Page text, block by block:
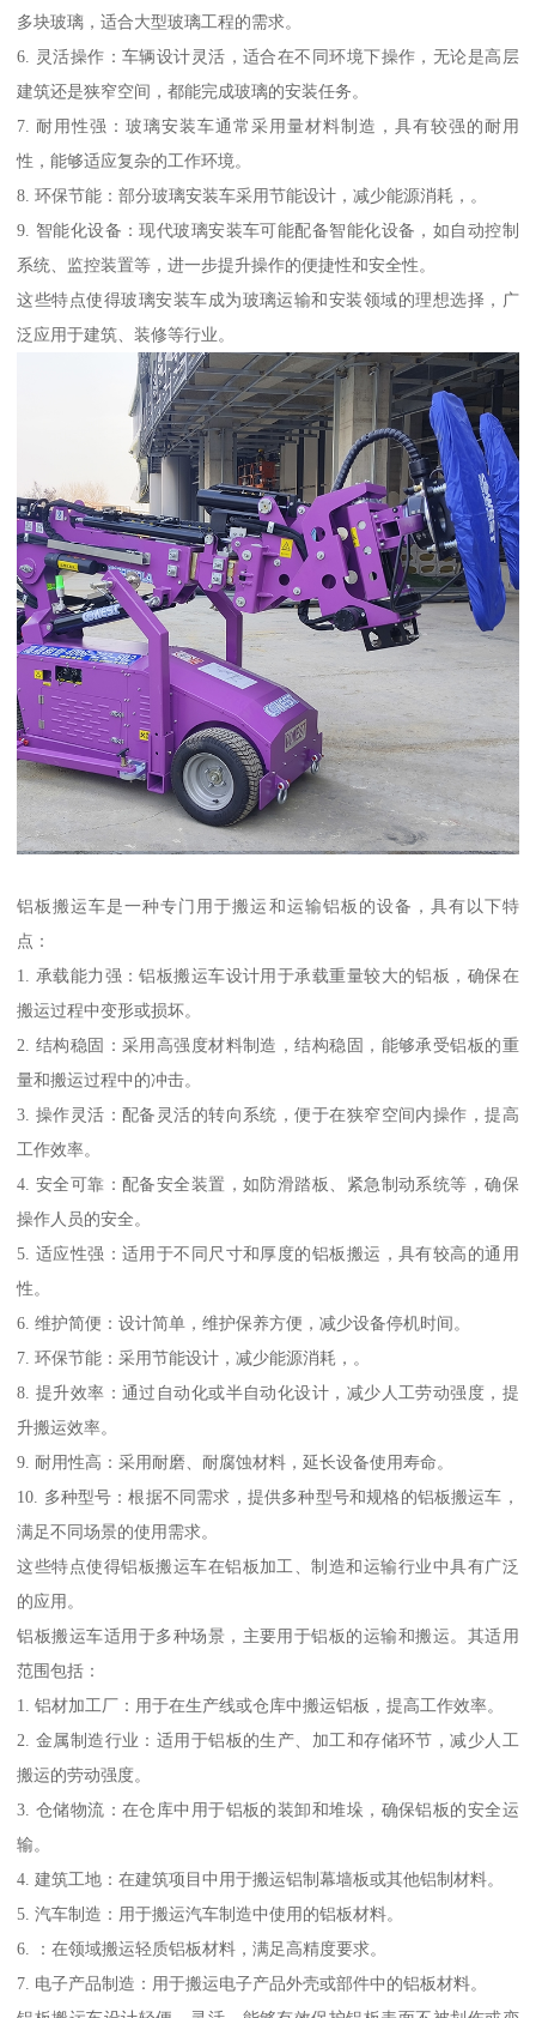
多块玻璃，适合大型玻璃工程的需求。
6. 灵活操作：车辆设计灵活，适合在不同环境下操作，无论是高层
建筑还是狭窄空间，都能完成玻璃的安装任务。
7. 耐用性强：玻璃安装车通常采用量材料制造，具有较强的耐用
性，能够适应复杂的工作环境。
8. 环保节能：部分玻璃安装车采用节能设计，减少能源消耗，。
9. 智能化设备：现代玻璃安装车可能配备智能化设备，如自动控制
系统、监控装置等，进一步提升操作的便捷性和安全性。
这些特点使得玻璃安装车成为玻璃运输和安装领域的理想选择，广
泛应用于建筑、装修等行业。
铝板搬运车是一种专门用于搬运和运输铝板的设备，具有以下特
点：
1. 承载能力强：铝板搬运车设计用于承载重量较大的铝板，确保在
搬运过程中变形或损坏。
2. 结构稳固：采用高强度材料制造，结构稳固，能够承受铝板的重
量和搬运过程中的冲击。
3. 操作灵活：配备灵活的转向系统，便于在狭窄空间内操作，提高
工作效率。
4. 安全可靠：配备安全装置，如防滑踏板、紧急制动系统等，确保
操作人员的安全。
5. 适应性强：适用于不同尺寸和厚度的铝板搬运，具有较高的通用
性。
6. 维护简便：设计简单，维护保养方便，减少设备停机时间。
7. 环保节能：采用节能设计，减少能源消耗，。
8. 提升效率：通过自动化或半自动化设计，减少人工劳动强度，提
升搬运效率。
9. 耐用性高：采用耐磨、耐腐蚀材料，延长设备使用寿命。
10. 多种型号：根据不同需求，提供多种型号和规格的铝板搬运车，
满足不同场景的使用需求。
这些特点使得铝板搬运车在铝板加工、制造和运输行业中具有广泛
的应用。
铝板搬运车适用于多种场景，主要用于铝板的运输和搬运。其适用
范围包括：
1. 铝材加工厂：用于在生产线或仓库中搬运铝板，提高工作效率。
2. 金属制造行业：适用于铝板的生产、加工和存储环节，减少人工
搬运的劳动强度。
3. 仓储物流：在仓库中用于铝板的装卸和堆垛，确保铝板的安全运
输。
4. 建筑工地：在建筑项目中用于搬运铝制幕墙板或其他铝制材料。
5. 汽车制造：用于搬运汽车制造中使用的铝板材料。
6. ：在领域搬运轻质铝板材料，满足高精度要求。
7. 电子产品制造：用于搬运电子产品外壳或部件中的铝板材料。